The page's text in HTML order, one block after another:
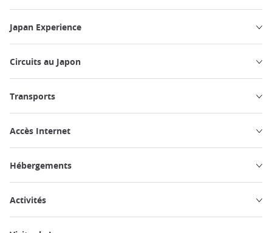
Japan Experience
Circuits au Japon
Transports
Accès Internet
Hébergements
Activités